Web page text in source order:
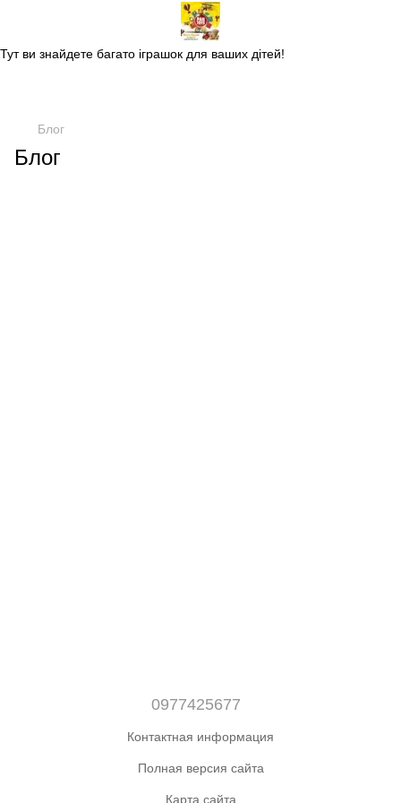
Магазин дитячих іграшок
Тут ви знайдете багато іграшок для ваших дітей!
Блог
Блог
0977425677
Контактная информация
Полная версия сайта
Карта сайта